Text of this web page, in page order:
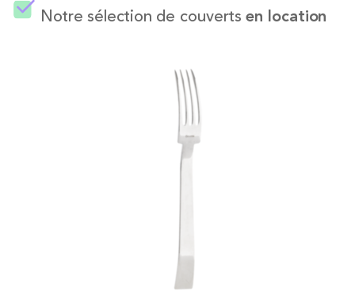
Notre sélection de couvertsen location